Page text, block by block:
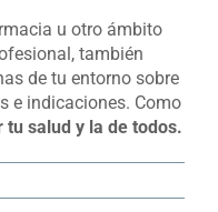
u otro ámbito
también
de tu entorno sobre
e indicaciones. Como
tu salud y la de todos.